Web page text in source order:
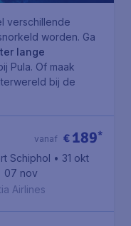
verschillende
worden. Ga
lange
Pula. Of maak
bij de
€ 189*
vanaf
Schiphol • 31 okt
07 nov
Airlines